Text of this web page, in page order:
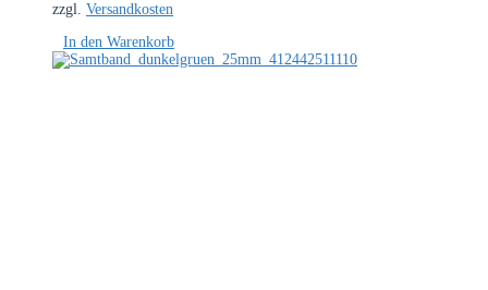
zzgl. Versandkosten
In den Warenkorb